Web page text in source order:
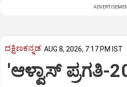
ದಕ್ಷಿಣಕನ್ನಡ AUG 8, 2026, 7:17 PM IST
'ಆಳ್ವಾಸ್‌ ಪ್ರಗತಿ-